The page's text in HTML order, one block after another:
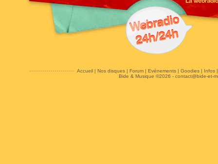
Accueil| Nos disques| Forum| Evénements| Goodies| Infos
Bide & Musique ©2026 - contact@bide-et-